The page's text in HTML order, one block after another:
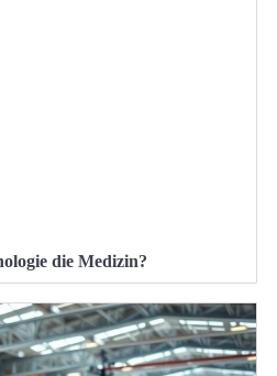
die Medizin?